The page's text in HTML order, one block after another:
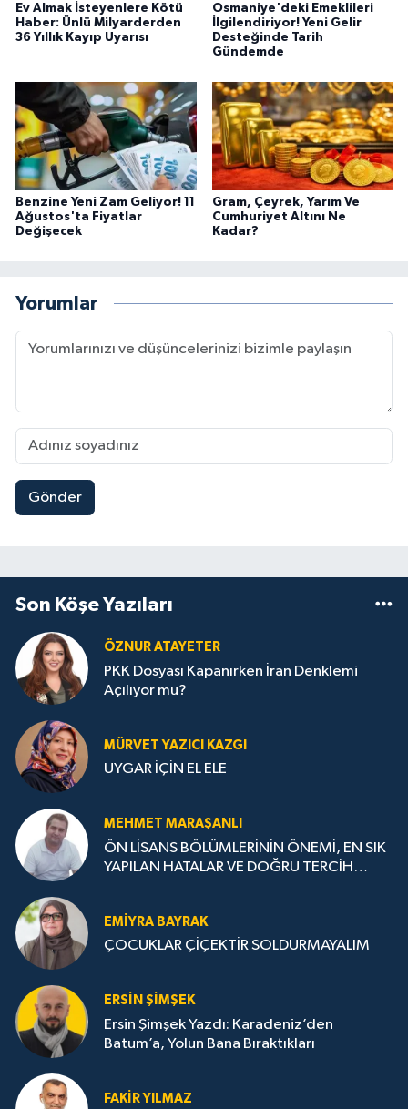
Ev Almak İsteyenlere Kötü
Haber: Ünlü Milyarderden
36 Yıllık Kayıp Uyarısı
Osmaniye'deki Emeklileri
İlgilendiriyor! Yeni Gelir
Desteğinde Tarih
Gündemde
Benzine Yeni Zam Geliyor! 11
Ağustos'ta Fiyatlar
Değişecek
Gram, Çeyrek, Yarım Ve
Cumhuriyet Altını Ne
Kadar?
Yorumlar
Gönder
Son Köşe Yazıları
ÖZNUR ATAYETER
PKK Dosyası Kapanırken İran Denklemi
Açılıyor mu?
MÜRVET YAZICI KAZGI
UYGAR İÇİN EL ELE
MEHMET MARAŞANLI
ÖN LİSANS BÖLÜMLERİNİN ÖNEMİ, EN SIK
YAPILAN HATALAR VE DOĞRU TERCİH
EMIYRA BAYRAK
ÇOCUKLAR ÇİÇEKTİR SOLDURMAYALIM
ERSIN ŞIMŞEK
Ersin Şimşek Yazdı: Karadeniz’den
Batum’a, Yolun Bana Bıraktıkları
FAKIR YILMAZ